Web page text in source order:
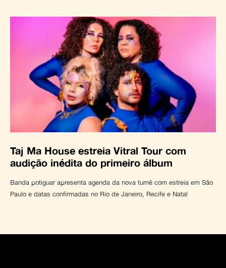
Taj Ma House estreia Vitral Tour com
audição inédita do primeiro álbum
Banda potiguar apresenta agenda da nova turnê com estreia em São
Paulo e datas confirmadas no Rio de Janeiro, Recife e Natal